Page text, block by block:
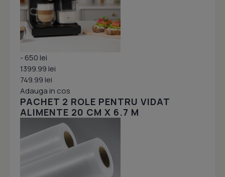
- 650 lei
1399.99 lei
749.99 lei
Adauga in cos
PACHET 2 ROLE PENTRU VIDAT
ALIMENTE 20 CM X 6.7 M